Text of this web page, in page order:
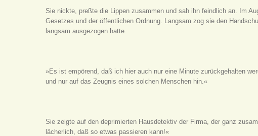
Sie nickte, preßte die Lippen zusammen und sah ihn feindlich an. Im
Gesetzes und der öffentlichen Ordnung. Langsam zog sie den
langsam ausgezogen hatte.
»Es ist empörend, daß ich hier auch nur eine Minute zurückgehalten
und nur auf das Zeugnis eines solchen Menschen hin.«
Sie zeigte auf den deprimierten Hausdetektiv der Firma, der ganz
lächerlich, daß so etwas passieren kann!«